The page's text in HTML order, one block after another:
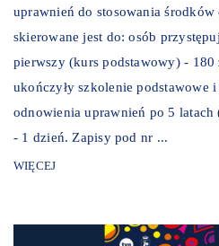
uprawnień do stosowania
skierowane jest do: osób
pierwszy (kurs podstawowy) - 180
ukończyły szkolenie podstawowe
odnowienia uprawnień po 5 latach
- 1 dzień. Zapisy pod nr ...
WIĘCEJ